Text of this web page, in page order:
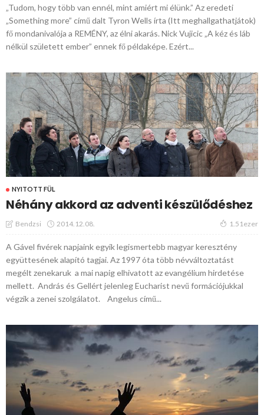
„Tudom, hogy több van ennél, mint amiért mi élünk.” Az eredeti
„Something more” című dalt Tyron Wells írta (Itt meghallgathatjátok)
fő mondanivalója a REMÉNY, az élni akarás. Nick Vujicic „A kéz és láb
nélkül született ember” ennek fő példaképe. Ezért...
NYITOTT FÜL
Néhány akkord az adventi készülődéshez
Bendzsi 2014.12.08. 1.51ezer
A Gável fivérek napjaink egyik legismertebb magyar keresztény
együttesének alapító tagjai. Az 1997 óta több névváltoztatást
megélt zenekaruk a mai napig elhivatott az evangélium hirdetése
mellett. András és Gellért jelenleg Eucharist nevű formációjukkal
végzik a zenei szolgálatot. Angelus című...